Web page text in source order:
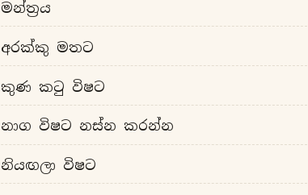
මන්ත්‍රය
අරක්කු මතට
කුණ කටු විෂට
නාග විෂට නස්න කරන්න
නියඟලා විෂට